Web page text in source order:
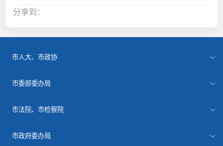
分享到：
市人大、市政协
市委部委办局
市法院、市检察院
市政府委办局